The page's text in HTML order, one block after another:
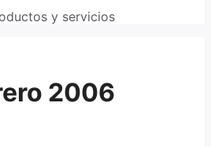
y servicios
2006